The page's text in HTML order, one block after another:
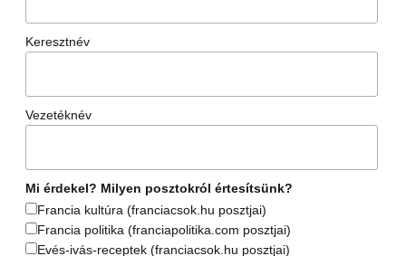
Keresztnév
Vezetéknév
Mi érdekel? Milyen posztokról értesítsünk?
Francia kultúra (franciacsok.hu posztjai)
Francia politika (franciapolitika.com posztjai)
Evés-ivás-receptek (franciacsok.hu posztjai)